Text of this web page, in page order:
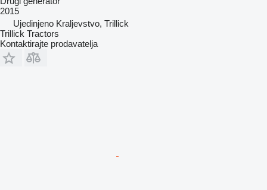
2015
Ujedinjeno Kraljevstvo, Trillick
Trillick Tractors
Kontaktirajte prodavatelja